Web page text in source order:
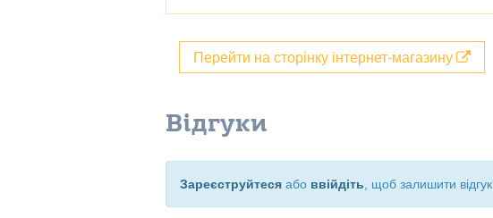
Перейти на сторінку інтернет-магазину
Відгуки
Зареєструйтеся або ввійдіть , щоб залишити відгук